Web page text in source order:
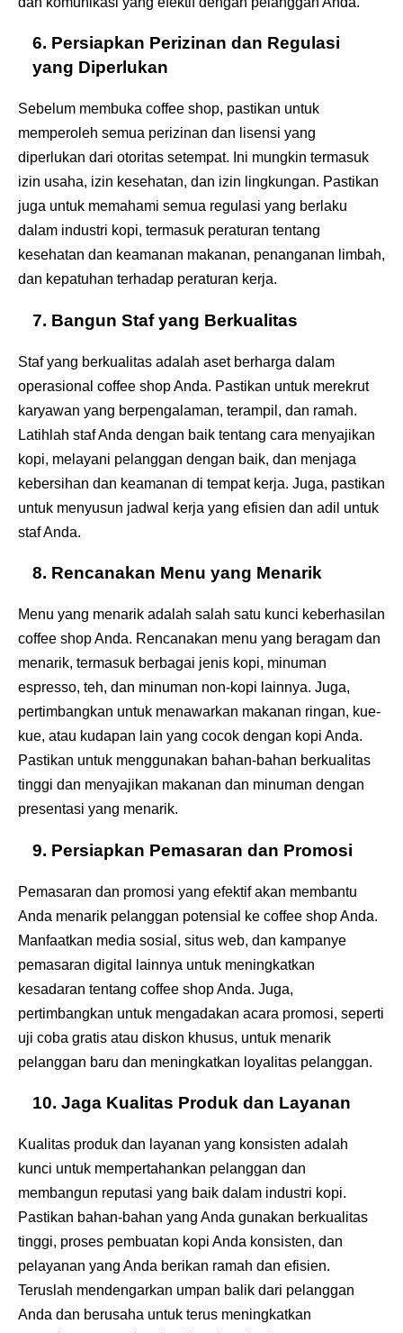
6. Persiapkan Perizinan dan Regulasi
yang Diperlukan
Sebelum membuka coffee shop, pastikan untuk
memperoleh semua perizinan dan lisensi yang
diperlukan dari otoritas setempat. Ini mungkin termasuk
izin usaha, izin kesehatan, dan izin lingkungan. Pastikan
juga untuk memahami semua regulasi yang berlaku
dalam industri kopi, termasuk peraturan tentang
kesehatan dan keamanan makanan, penanganan limbah,
dan kepatuhan terhadap peraturan kerja.
7. Bangun Staf yang Berkualitas
Staf yang berkualitas adalah aset berharga dalam
operasional coffee shop Anda. Pastikan untuk merekrut
karyawan yang berpengalaman, terampil, dan ramah.
Latihlah staf Anda dengan baik tentang cara menyajikan
kopi, melayani pelanggan dengan baik, dan menjaga
kebersihan dan keamanan di tempat kerja. Juga, pastikan
untuk menyusun jadwal kerja yang efisien dan adil untuk
staf Anda.
8. Rencanakan Menu yang Menarik
Menu yang menarik adalah salah satu kunci keberhasilan
coffee shop Anda. Rencanakan menu yang beragam dan
menarik, termasuk berbagai jenis kopi, minuman
espresso, teh, dan minuman non-kopi lainnya. Juga,
pertimbangkan untuk menawarkan makanan ringan, kue-
kue, atau kudapan lain yang cocok dengan kopi Anda.
Pastikan untuk menggunakan bahan-bahan berkualitas
tinggi dan menyajikan makanan dan minuman dengan
presentasi yang menarik.
9. Persiapkan Pemasaran dan Promosi
Pemasaran dan promosi yang efektif akan membantu
Anda menarik pelanggan potensial ke coffee shop Anda.
Manfaatkan media sosial, situs web, dan kampanye
pemasaran digital lainnya untuk meningkatkan
kesadaran tentang coffee shop Anda. Juga,
pertimbangkan untuk mengadakan acara promosi, seperti
uji coba gratis atau diskon khusus, untuk menarik
pelanggan baru dan meningkatkan loyalitas pelanggan.
10. Jaga Kualitas Produk dan Layanan
Kualitas produk dan layanan yang konsisten adalah
kunci untuk mempertahankan pelanggan dan
membangun reputasi yang baik dalam industri kopi.
Pastikan bahan-bahan yang Anda gunakan berkualitas
tinggi, proses pembuatan kopi Anda konsisten, dan
pelayanan yang Anda berikan ramah dan efisien.
Teruslah mendengarkan umpan balik dari pelanggan
Anda dan berusaha untuk terus meningkatkan